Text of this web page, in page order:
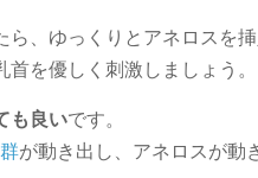
、ゆっくりとアネロスを挿
を優しく刺激しましょう。
も良いです。
が動き出し、アネロスが動